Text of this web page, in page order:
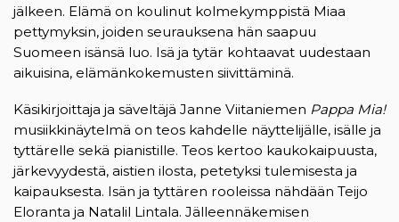
jälkeen. Elämä on koulinut kolmekymppistä Miaa
pettymyksin, joiden seurauksena hän saapuu
Suomeen isänsä luo. Isä ja tytär kohtaavat uudestaan
aikuisina, elämänkokemusten siivittäminä.
Käsikirjoittaja ja säveltäjä Janne Viitaniemen Pappa Mia!
musiikkinäytelmä on teos kahdelle näyttelijälle, isälle ja
tyttärelle sekä pianistille. Teos kertoo kaukokaipuusta,
järkevyydestä, aistien ilosta, petetyksi tulemisesta ja
kaipauksesta. Isän ja tyttären rooleissa nähdään Teijo
Eloranta ja Natalil Lintala. Jälleennäkemisen